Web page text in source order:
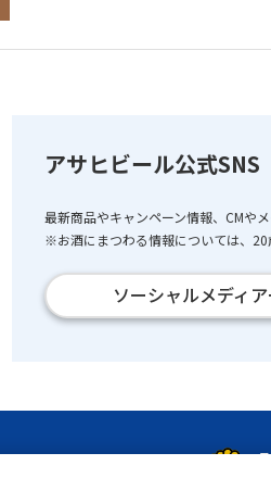
アサヒビール公式SNS
最新商品やキャンペーン情報、CMや
※お酒にまつわる情報については、20
ソーシャルメディ